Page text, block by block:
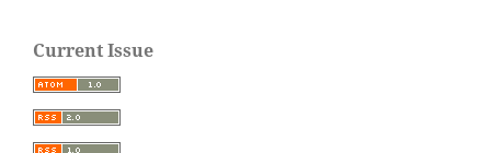
Current Issue